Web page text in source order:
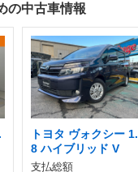
の中古車情報
トヨタ ヴォクシー 1.
8 ハイブリッド V
支払総額